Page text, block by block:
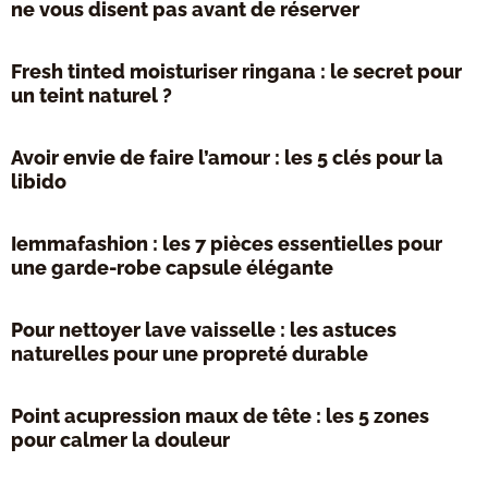
ne vous disent pas avant de réserver
Fresh tinted moisturiser ringana : le secret pour
un teint naturel ?
Avoir envie de faire l’amour : les 5 clés pour la
libido
Iemmafashion : les 7 pièces essentielles pour
une garde-robe capsule élégante
Pour nettoyer lave vaisselle : les astuces
naturelles pour une propreté durable
Point acupression maux de tête : les 5 zones
pour calmer la douleur